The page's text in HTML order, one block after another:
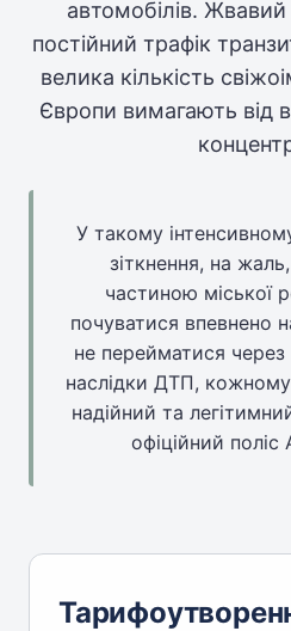
автомобілів.
постійний трафік
велика кількість
Європи вимагають від
У такому
зіткнення, на
частиною міської
почуватися впевнено
не перейматися через
наслідки ДТП, кожному
надійний та
офіційний поліс